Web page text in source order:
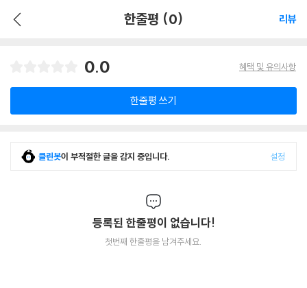
한줄평 (0) 리뷰
0.0 혜택 및 유의사항
한줄평 쓰기
클린봇이 부적절한 글을 감지 중입니다. 설정
등록된 한줄평이 없습니다!
첫번째 한줄평을 남겨주세요.